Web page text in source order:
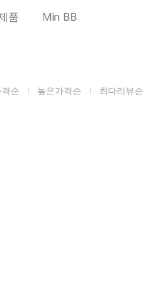
사항
사용 후기
품 Min BB
순 높은가격순 최다리뷰순